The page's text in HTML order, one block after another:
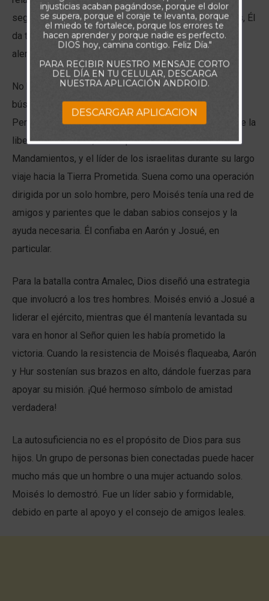
seguridad que el mismo Dios le ayudará. Pero, además, Él
da también hermanos en la fe para que sean nuestros
alentadores, mentores, amigos y colaboradores.
No hay un solo personaje de la Biblia para quien la
búsqueda de Dios fue una aventura en solitario.
Pensemos en Moisés, por ejemplo, el héroe humano de la
liberación de Israel, el receptor de los Diez
Mandamientos, y el líder de los israelitas durante su largo
viaje hacia la Tierra Prometida. Suena como una operación
dirigida por un solo hombre, pero Moisés tenía una red de
amigos y parientes que le daban sabios consejos y la
ayuda necesaria. Él confiaba en Aarón y Josué, en
particular.
Para la batalla contra Amalec, Dios diseñó una estrategia
que involucró a los tres hombres. Moisés envió a Josué a
liderar el ejército, mientras que él mantenía levantada su
vara en honor al Señor quien les había prometido la
victoria. Cuando la resistencia de Moisés flaqueaba, Aarón
y Hur sostenían sus brazos en alto, dándole fuerzas para
apoyar su misión. ¡Qué hermoso símbolo de amistad
verdadera!
La autosuficiencia no es el propósito de Dios para sus
hijos. Un grupo de personas bien conectadas puede hacer
mucho más que un hombre o una mujer actuando solos.
Moisés lo demostró. Fue un líder sabio y formidable,
debido en parte al apoyo y el consejo de amigos leales.
injusticias acaban pagándose, porque el dolor
se supera, porque el coraje te levanta, porque
el miedo te fortalece, porque los errores te
hacen aprender y porque nadie es perfecto.
DIOS hoy, camina contigo. Feliz Día."
PARA RECIBIR NUESTRO MENSAJE CORTO
DEL DÍA EN TU CELULAR, DESCARGA
NUESTRA APLICACIÓN ANDROID.
DESCARGAR APLICACION